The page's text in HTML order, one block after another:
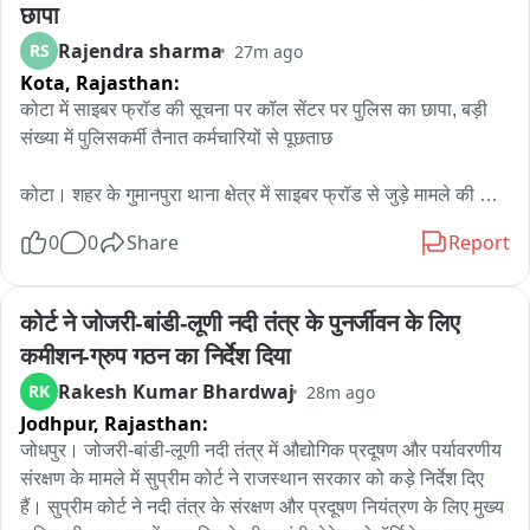
छापा
RS Rajendra sharma 27m ago
Kota, Rajasthan:
कोटा में साइबर फ्रॉड की सूचना पर कॉल सेंटर पर पुलिस का छापा, बड़ी
संख्या में पुलिसकर्मी तैनात कर्मचारियों से पूछताछ
कोटा। शहर के गुमानपुरा थाना क्षेत्र में साइबर फ्रॉड से जुड़े मामले की
छापा मारा। शुक्रवार रात करीब 9 बजे हुई इस कार्रवाई के दौरान बड़ी संख्या
जानकारी के अनुसार, साइबर फ्रॉड से जुड़े मामले की जांच के तहत पुलिस
टीम ने कॉल सेंटर में मौजूद कर्मचारियों से पूछताछ शुरू की। पुलिस
अधिकारियों ने कॉल सेंटर में संचालित गतिविधियों और कर्मचारियों की
भूमिका से संबंधित जानकारी जुटाई।
बताया जा रहा है कि यह कॉल सेंटर शॉपिंग सेंटर क्षेत्र में संचालित हो रहा
था। इसके अलावा शहर में इसके दो अन्य स्थानों पर भी ब्रांच ऑफिस
0 0 Share Report
कोर्ट ने जोजरी-बांडी-लूणी नदी तंत्र के पुनर्जीवन के लिए
कमीशन-ग्रुप गठन का निर्देश दिया
RK Rakesh Kumar Bhardwaj 28m ago
Jodhpur, Rajasthan:
जोधपुर। जोजरी-बांडी-लूणी नदी तंत्र में औद्योगिक प्रदूषण और पर्यावरणीय
संरक्षण के मामले में सुप्रीम कोर्ट ने राजस्थान सरकार को कड़े निर्देश दिए
हैं। सुप्रीम कोर्ट ने नदी तंत्र के संरक्षण और प्रदूषण नियंत्रण के लिए मुख्य